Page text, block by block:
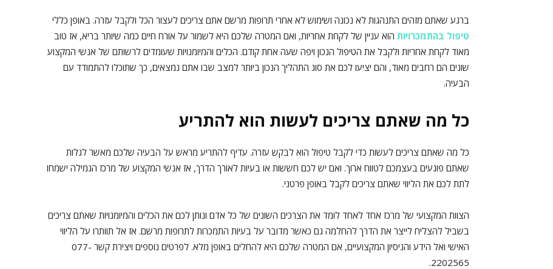
ברגע שאתם מזהים התנהגות לא נכונה ושימוש לא אחרי תרופות מרשם אתם צריכים לעצור הכל ולקבל עזרה. באופן כללי
טיפול בהתמכרויות הוא עניין של לקחת אחריות, ‏ואם המטרה שלכם היא לשמור על אורח חיים כמה שיותר בריא, אז ‏טוב
מאוד לקחת אחריות ולקבל את הטיפול הנכון ויפה שעה אחת קודם. ‏הכלים והמיומנויות שעומדים לרשותם של אנשי המקצוע
שונים הם רחבים מאוד, והם יציעו לכם את סוג התהליך הנכון ביותר למצב שבו אתם נמצאים, כך שתוכלו להתמודד עם
הבעיה.
כל מה שאתם צריכים לעשות הוא להתריע
‏כל מה שאתם צריכים לעשות כדי לקבל טיפול הוא לבקש עזרה. עדיף להתריע מראש על הבעיה שלכם מאשר לגלות
שאתם פוגעים בעצמכם לטווח ארוך. ואם יש לכם חששות או בעיות לאורך הדרך, אז אנשי המקצוע של מרכז הגמילה ישמחו
לתת לכם את הליווי שאתם צריכים לקבל באופן פרטני.
‏הצוות המקצועי של מרכז אחד לאחד ‏לומד את הצרכים השונים של כל אדם ונותן לכם את הכלים והמיומנויות שאתם צריכים
בשביל להצליח לייצר את הדרך להחלמה גם כאשר מדובר על בעיות התמכרות לתרופות מרשם. אז אל תוותרו על הליווי
האישי ואל הידע והניסיון המקצועיים, אם המטרה שלכם היא להחלים באופן מלא. ‏לפרטים נוספים ויצירת קשר ‏077-
2202565.